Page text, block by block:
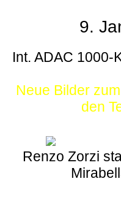
9.
Int. ADAC 1000-
Neue Bilder
den
Renzo Zorzi